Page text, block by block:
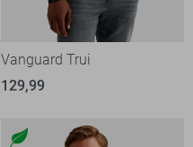
Vanguard Trui
129,99